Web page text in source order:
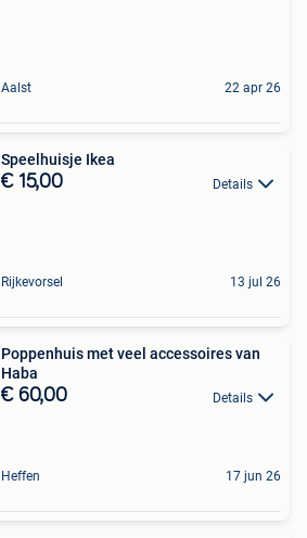
Aalst 22 apr 26
Speelhuisje Ikea
€ 15,00 Details
Rijkevorsel 13 jul 26
Poppenhuis met veel accessoires van
Haba
€ 60,00 Details
Heffen 17 jun 26